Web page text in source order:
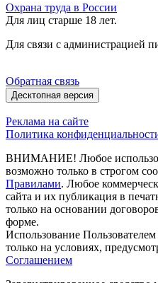
Охрана труда в России
Для лиц старше 18 лет.
Для связи с администрацией
Обратная связь
Десктопная версия
Реклама на сайте
Политика
ВНИМАНИЕ! Любое
возможно только в строгом
Правилами. Любое
сайта и их публикация в
только на основании
форме.
Использование
только на условиях,
Соглашением